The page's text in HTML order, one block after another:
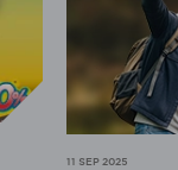
11 SEP 2025